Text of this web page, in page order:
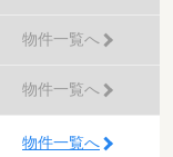
物件一覧へ
物件一覧へ
物件一覧へ